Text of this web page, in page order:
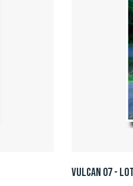
Vulcan 07 -